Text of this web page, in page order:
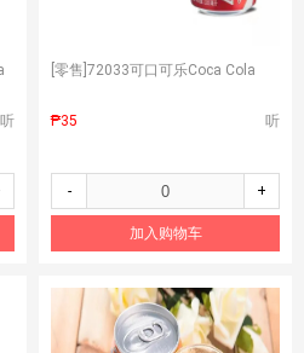
听
[零售] 72033可口可乐Coca Cola
₱35 听
- +
加入购物车